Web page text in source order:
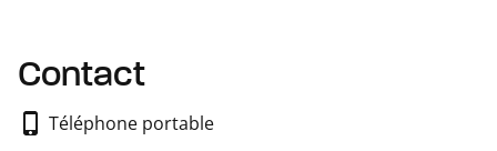
Contact
Téléphone portable